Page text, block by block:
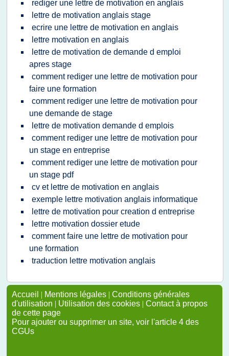
rediger une lettre de motivation en anglais
lettre de motivation anglais stage
ecrire une lettre de motivation en anglais
lettre motivation en anglais
lettre de motivation de demande d emploi
apres stage
comment rediger une lettre de motivation pour
faire une formation
comment rediger une lettre de motivation pour
une demande de stage
lettre de motivation demande d emplois
comment rediger une lettre de motivation pour
un stage en entreprise
comment rediger une lettre de motivation pour
un stage pdf
cv et lettre de motivation en anglais
exemple lettre motivation anglais informatique
lettre de motivation pour creation d entreprise
lettre motivation dossier etude
comment faire une lettre de motivation pour
une formation
traduction lettre motivation anglais
Accueil | Mentions légales | Conditions générales
d'utilisation | Utilisation des cookies | Contact à propos
de cette page
Pour ajouter ou supprimer un site, voir l'article 4 des
CGUs